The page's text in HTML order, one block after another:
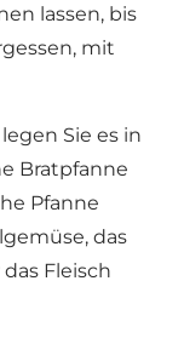
lassen, bis
mit
Sie es in
Bratpfanne
Pfanne
das
Fleisch